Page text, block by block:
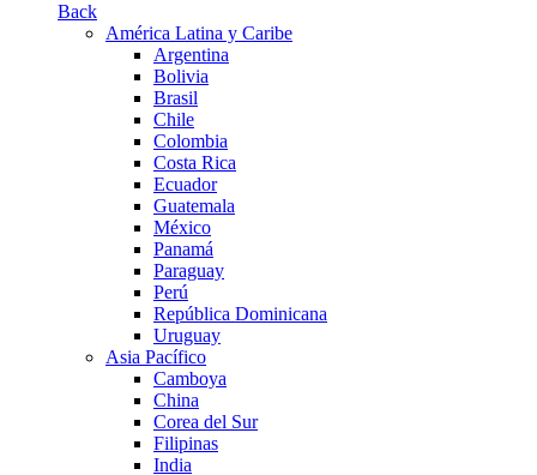
Back
América Latina y Caribe
Argentina
Bolivia
Brasil
Chile
Colombia
Costa Rica
Ecuador
Guatemala
México
Panamá
Paraguay
Perú
República Dominicana
Uruguay
Asia Pacífico
Camboya
China
Corea del Sur
Filipinas
India